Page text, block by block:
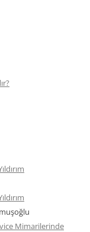
Mimarilerinde